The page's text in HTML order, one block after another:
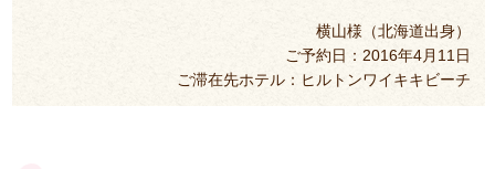
横山様（北海道出身）
ご予約日：2016年4月11日
ご滞在先ホテル：ヒルトンワイキキビーチ